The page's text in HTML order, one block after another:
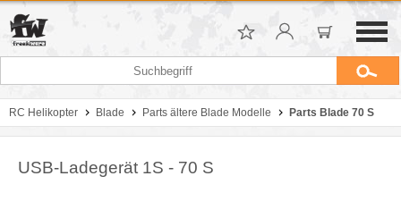
RC Helikopter Blade Parts ältere Blade Modelle Parts Blade 70 S
USB-Ladegerät 1S - 70 S